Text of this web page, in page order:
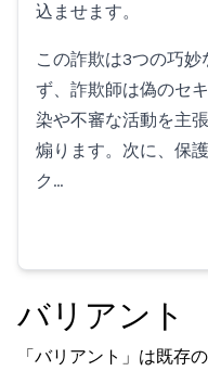
込ませます。
この詐欺は3つの巧妙
ず、詐欺師は偽のセ
染や不審な活動を主
煽ります。次に、保
ク…
バリアント
「バリアント」は既存